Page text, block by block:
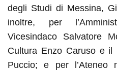
degli Studi di Messina,
inoltre, per
Vicesindaco Salvatore
Cultura Enzo Caruso e il
Puccio; e per l’Ateneo